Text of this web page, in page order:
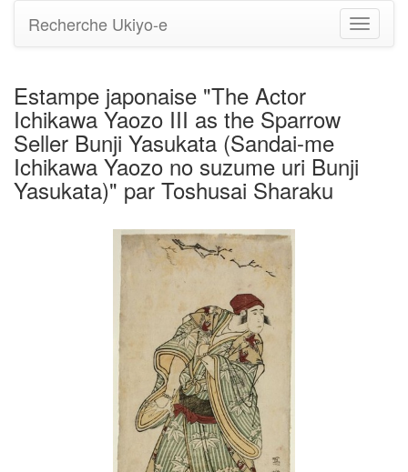
Basculer
la
Recherche Ukiyo-e
Estampe japonaise "The Actor
Ichikawa Yaozo III as the Sparrow
Seller Bunji Yasukata (Sandai-me
Ichikawa Yaozo no suzume uri Bunji
Yasukata)" par Toshusai Sharaku